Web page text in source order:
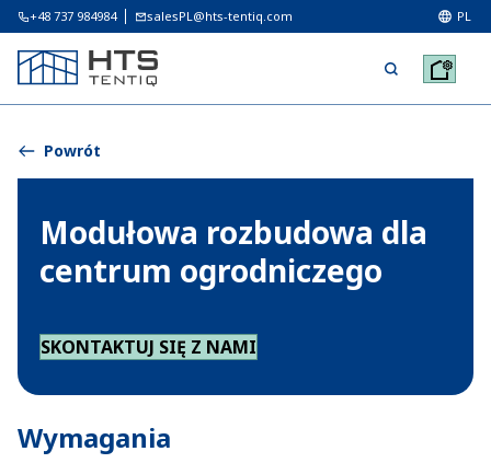
+48 737 984984 salesPL@hts-tentiq.com PL
Powrót
Modułowa rozbudowa dla
centrum ogrodniczego
SKONTAKTUJ SIĘ Z NAMI
Wymagania